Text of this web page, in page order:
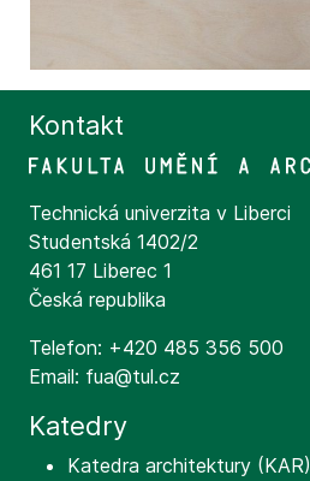
Kontakt
Technická univerzita v Liberci
Studentská 1402/2
461 17 Liberec 1
Česká republika
Telefon: +420 485 356 500
Email: fua@tul.cz
Katedry
Katedra architektury (KAR)